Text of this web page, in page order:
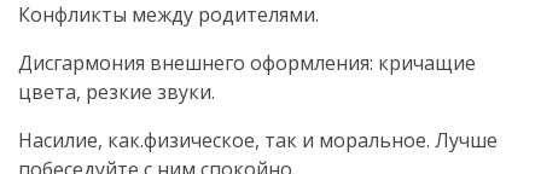
Конфликты между родителями.
Дисгармония внешнего оформления: кричащие
цвета, резкие звуки.
Насилие, как.физическое, так и моральное. Лучше